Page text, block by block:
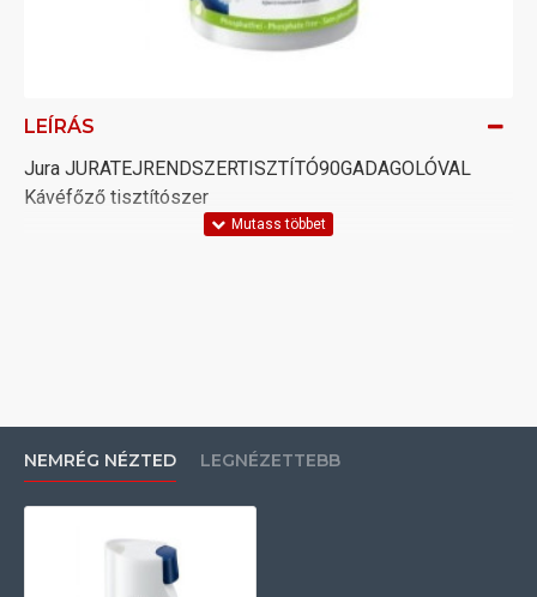
LEÍRÁS
Jura JURATEJRENDSZERTISZTÍTÓ90GADAGOLÓVAL
Kávéfőző tisztítószer
NEMRÉG NÉZTED LEGNÉZETTEBB